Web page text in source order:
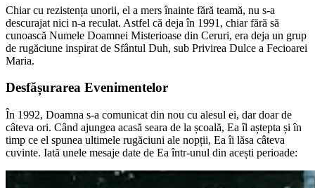
Chiar cu rezistența unorii, el a mers înainte fără teamă, nu s-a
descurajat nici n-a reculat. Astfel că deja în 1991, chiar fără să
cunoască Numele Doamnei Misterioase din Ceruri, era deja un grup
de rugăciune inspirat de Sfântul Duh, sub Privirea Dulce a Fecioarei
Maria.
Desfășurarea Evenimentelor
În 1992, Doamna s-a comunicat din nou cu alesul ei, dar doar de
câteva ori. Când ajungea acasă seara de la școală, Ea îl aștepta și în
timp ce el spunea ultimele rugăciuni ale nopții, Ea îi lăsa câteva
cuvinte. Iată unele mesaje date de Ea într-unul din acești perioade: